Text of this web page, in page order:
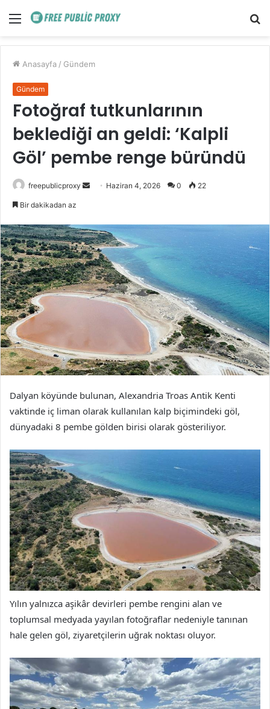
Menü
Anasayfa / Gündem
Gündem
Fotoğraf tutkunlarının
beklediği an geldi: ‘Kalpli
Göl’ pembe renge büründü
freepublicproxy
Bir
göndermek
Haziran 4, 2026 0 22
Bir dakikadan az
Dalyan köyünde bulunan, Alexandria Troas Antik Kenti
vaktinde iç liman olarak kullanılan kalp biçimindeki göl,
dünyadaki 8 pembe gölden birisi olarak gösteriliyor.
Yılın yalnızca aşikâr devirleri pembe rengini alan ve
toplumsal medyada yayılan fotoğraflar nedeniyle tanınan
hale gelen göl, ziyaretçilerin uğrak noktası oluyor.